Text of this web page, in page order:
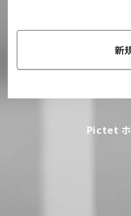
新
Pictet ホ